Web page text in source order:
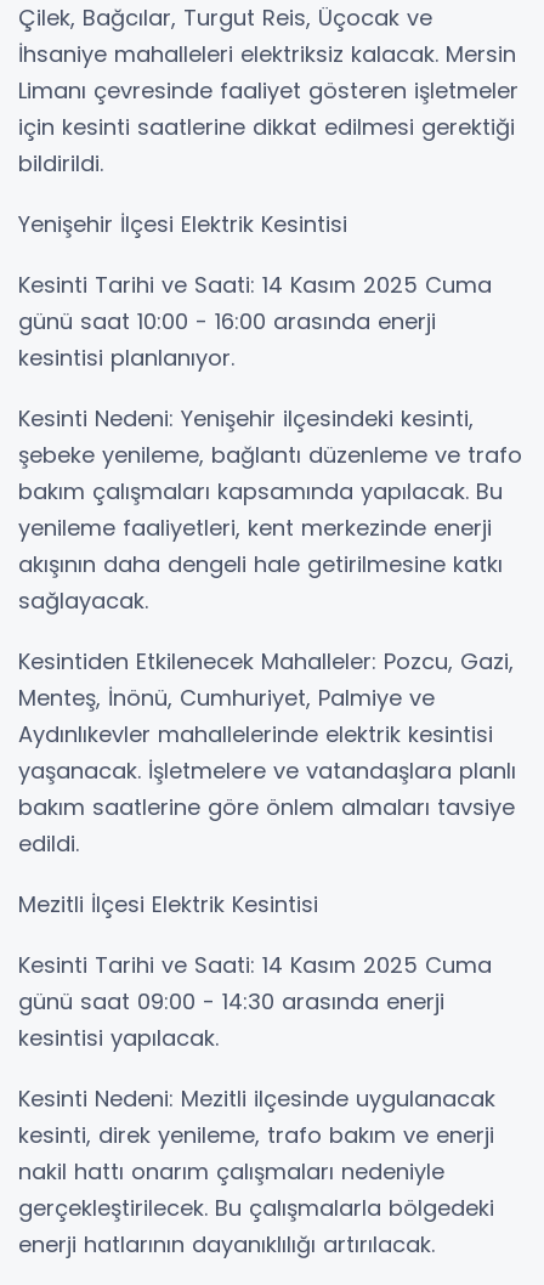
Çilek, Bağcılar, Turgut Reis, Üçocak ve
İhsaniye mahalleleri elektriksiz kalacak. Mersin
Limanı çevresinde faaliyet gösteren işletmeler
için kesinti saatlerine dikkat edilmesi gerektiği
bildirildi.
Yenişehir İlçesi Elektrik Kesintisi
Kesinti Tarihi ve Saati: 14 Kasım 2025 Cuma
günü saat 10:00 - 16:00 arasında enerji
kesintisi planlanıyor.
Kesinti Nedeni: Yenişehir ilçesindeki kesinti,
şebeke yenileme, bağlantı düzenleme ve trafo
bakım çalışmaları kapsamında yapılacak. Bu
yenileme faaliyetleri, kent merkezinde enerji
akışının daha dengeli hale getirilmesine katkı
sağlayacak.
Kesintiden Etkilenecek Mahalleler: Pozcu, Gazi,
Menteş, İnönü, Cumhuriyet, Palmiye ve
Aydınlıkevler mahallelerinde elektrik kesintisi
yaşanacak. İşletmelere ve vatandaşlara planlı
bakım saatlerine göre önlem almaları tavsiye
edildi.
Mezitli İlçesi Elektrik Kesintisi
Kesinti Tarihi ve Saati: 14 Kasım 2025 Cuma
günü saat 09:00 - 14:30 arasında enerji
kesintisi yapılacak.
Kesinti Nedeni: Mezitli ilçesinde uygulanacak
kesinti, direk yenileme, trafo bakım ve enerji
nakil hattı onarım çalışmaları nedeniyle
gerçekleştirilecek. Bu çalışmalarla bölgedeki
enerji hatlarının dayanıklılığı artırılacak.